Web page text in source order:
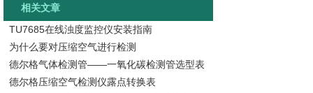
相关文章
TU7685在线浊度监控仪安装指南
为什么要对压缩空气进行检测
德尔格气体检测管——一氧化碳检测管选型表
德尔格压缩空气检测仪露点转换表